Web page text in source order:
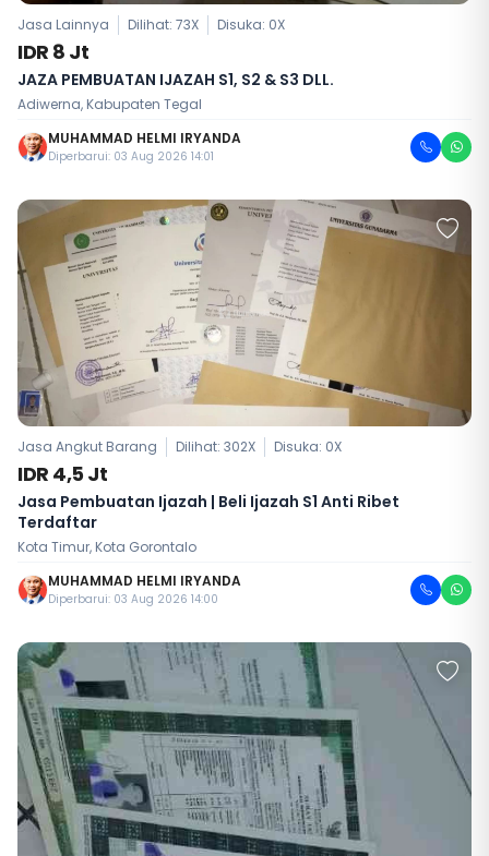
Jasa Lainnya Dilihat: 73X Disuka: 0X
IDR 8 Jt
JAZA PEMBUATAN IJAZAH S1, S2 & S3 DLL.
Adiwerna, Kabupaten Tegal
MUHAMMAD HELMI IRYANDA
Diperbarui: 03 Aug 2026 14:01
Jasa Angkut Barang Dilihat: 302X Disuka: 0X
IDR 4,5 Jt
Jasa Pembuatan Ijazah | Beli Ijazah S1 Anti Ribet
Terdaftar
Kota Timur, Kota Gorontalo
MUHAMMAD HELMI IRYANDA
Diperbarui: 03 Aug 2026 14:00